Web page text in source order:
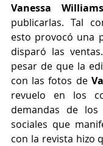
Vanessa Williams
publicarlas. Tal
esto provocó una
disparó las
pesar de que la
con las fotos de
revuelo en los
demandas de
sociales que
con la revista hizo